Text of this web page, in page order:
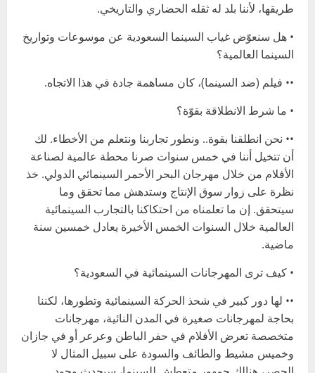
طريقها، لأننا بلد له ثقله الحضاري والتاريخي.
• هل سنعوّض غياب السينما السعودية عن موسوعات وتواريخ
السينما العالمية؟
•• فيلم (ضد السينما)، كان مساهمة جادة في هذا الاتجاه.
• ما شرط الانطلاقة بقوّة؟
•• نحن انطلقنا بقوة.. ونطور تجاربنا ونتعلم من الأخطاء. لك
أن تتخيل أننا في خمس سنوات صرنا محطة عالمية لصناعة
الأفلام من خلال مهرجان البحر الأحمر السينمائي الدولي. خذ
نظرة على زوار سوق الإنتاج وستدهش مما تحقق وما
سيتحقق. إن ما تعلمناه من احتكاكنا بالتجارب السينمائية
العالمية خلال السنوات الخمس الأخيرة يعادل خمسين سنة
ماضية.
• كيف ترى المهرجانات السينمائية في السعودية؟
•• لها دور كبير في شحذ الحركة السينمائية وتطورها، لكننا
بحاجة لمهرجانات صغيرة في المدن النائية، مهرجانات
متخصصة تعرض الأفلام في حفر الباطن وعرعر أو في جازان
وخميس مشيط والطائف والسودة على سبيل المثال لا